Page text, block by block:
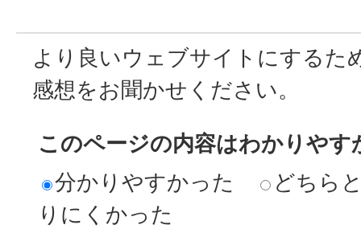
より良いウェブサイトにするた
感想をお聞かせください。
このページの内容はわかりやす
分かりやすかった
どちら
りにくかった